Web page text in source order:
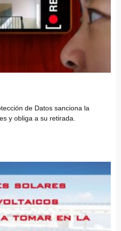
de Datos sanciona la
y obliga a su retirada.